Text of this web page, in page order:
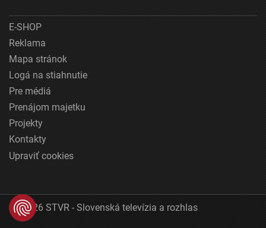
E-SHOP
Reklama
Mapa stránok
Logá na stiahnutie
Pre médiá
Prenájom majetku
Projekty
Kontakty
Upraviť cookies
© 2026 STVR - Slovenská televízia a rozhlas